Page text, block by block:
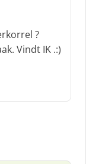
?
Vindt IK .:)